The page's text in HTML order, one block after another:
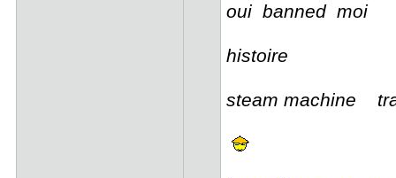
oui banned moi
histoire
steam machine